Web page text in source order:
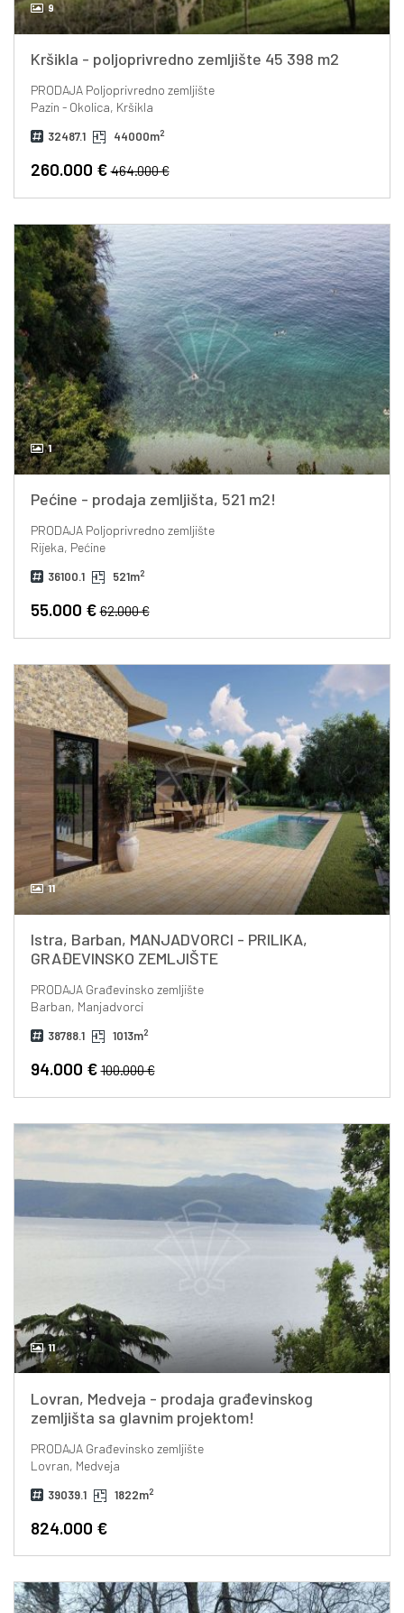
9
Kršikla - poljoprivredno zemljište 45 398 m2
PRODAJAPoljoprivredno zemljište
Pazin - Okolica, Kršikla
32487.1 44000m2
260.000 €464.000 €
1
Pećine - prodaja zemljišta, 521 m2!
PRODAJAPoljoprivredno zemljište
Rijeka, Pećine
36100.1 521m2
55.000 €62.000 €
11
Istra, Barban, MANJADVORCI - PRILIKA,
GRAĐEVINSKO ZEMLJIŠTE
PRODAJAGrađevinsko zemljište
Barban, Manjadvorci
38788.1 1013m2
94.000 €100.000 €
11
Lovran, Medveja - prodaja građevinskog
zemljišta sa glavnim projektom!
PRODAJAGrađevinsko zemljište
Lovran, Medveja
39039.1 1822m2
824.000 €